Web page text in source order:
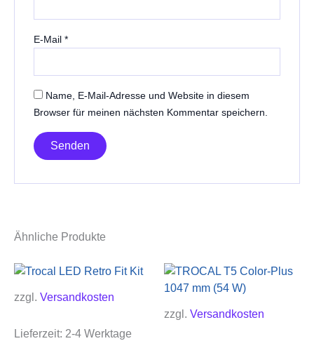
E-Mail *
Name, E-Mail-Adresse und Website in diesem
Browser für meinen nächsten Kommentar speichern.
Ähnliche Produkte
zzgl. Versandkosten
Lieferzeit: 2-4 Werktage
zzgl. Versandkosten